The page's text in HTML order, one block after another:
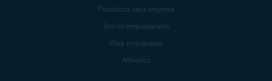
Productos para empresa
Socios empresariales
Blog empresarial
Afiliados